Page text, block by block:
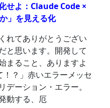
せよ：Claude Code ×
」を見える化
れてありがとうござい
と思います。開発して
まること、ありますよ
？」赤いエラーメッセ
デーション・エラー。
動する、厄